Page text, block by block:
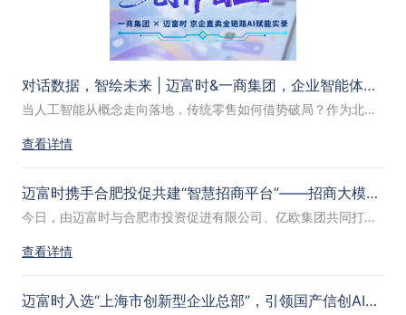
对话数据，智绘未来 | 迈富时&一商集团，企业智能体驱动“AI+零售”新范式
当人工智能从概念走向落地，传统零售如何借势破局？作为北京商业领域的重要力量，北京一商集团深耕商品流通与服务多年，旗下拥有“京企直卖” 这一覆盖线上线下、连接优质商品与消费者的重要电商平台。
查看详情
迈富时携手合肥投促共建“智慧招商平台”——招商大模型+AI智能体驱动招商全流程闭环
今日，由迈富时与合肥市投资促进有限公司、亿欧集团共同打造的“智慧招商平台”在合肥中安创谷全球路演中心正式发布。发布会以“合要素资源，启数智招商”为主题，来自全国各省市投促部门、金融机构、产业园区及相关协会的百余位嘉宾通过线下+线上直播方式参会。
查看详情
迈富时入选“上海市创新型企业总部”，引领国产信创AI加速落地